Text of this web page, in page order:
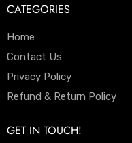
CATEGORIES
Home
Contact Us
Privacy Policy
Refund & Return Policy
GET IN TOUCH!